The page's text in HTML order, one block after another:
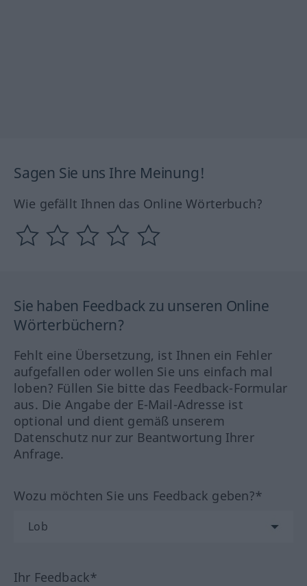
Sagen Sie uns Ihre Meinung!
Wie gefällt Ihnen das Online Wörterbuch?
Sie haben Feedback zu unseren Online
Wörterbüchern?
Fehlt eine Übersetzung, ist Ihnen ein Fehler
aufgefallen oder wollen Sie uns einfach mal
loben? Füllen Sie bitte das Feedback-Formular
aus. Die Angabe der E-Mail-Adresse ist
optional und dient gemäß unserem
Datenschutz nur zur Beantwortung Ihrer
Anfrage.
Wozu möchten Sie uns Feedback geben?*
Ihr Feedback*